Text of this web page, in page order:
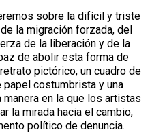
sobre la difícil y triste
la migración forzada, del
de la liberación y de la
de abolir esta forma de
pictórico, un cuadro de
papel costumbrista y una
en la que los artistas
la mirada hacia el cambio,
político de denuncia.